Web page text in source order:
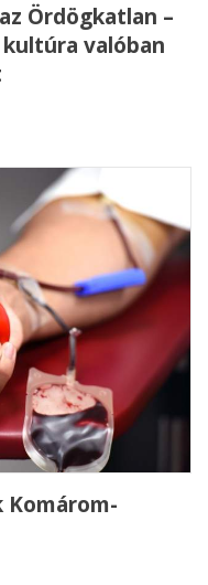
Ördögkatlan –
valóban
Komárom-